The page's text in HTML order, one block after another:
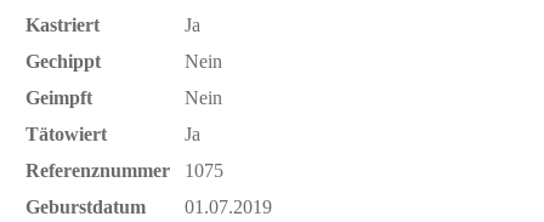
Kastriert
Ja
Gechippt
Nein
Geimpft
Nein
Tätowiert
Ja
Referenznummer
1075
Geburstdatum
01.07.2019